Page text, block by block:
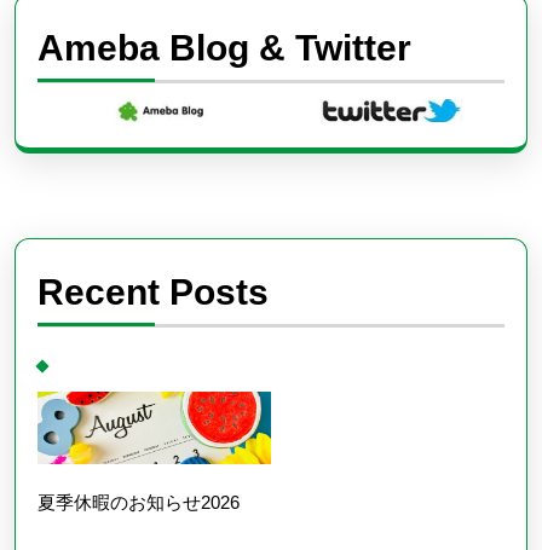
Ameba Blog & Twitter
Recent Posts
夏季休暇のお知らせ2026